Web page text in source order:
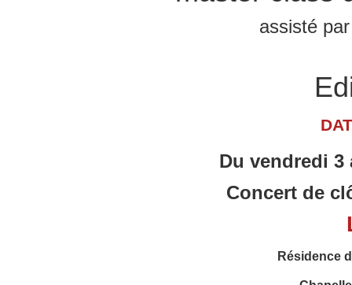
assisté
Du vendredi 3
Concert de
Résidence